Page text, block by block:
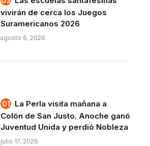
vivirán de cerca los Juegos
Suramericanos 2026
agosto 6, 2026
La Perla visita mañana a
Colón de San Justo. Anoche ganó
Juventud Unida y perdió Nobleza
julio 17, 2026